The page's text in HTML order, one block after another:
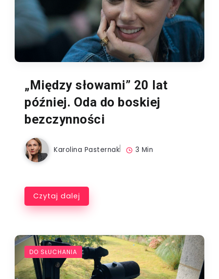
„Między słowami” 20 lat
później. Oda do boskiej
bezczynności
Karolina Pasternak 3 Min
Czytaj dalej
DO SŁUCHANIA